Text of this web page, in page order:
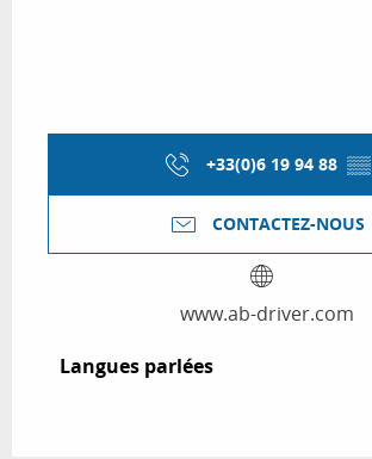
+33(0)6 19 94 88 ▒▒
CONTACTEZ-NOUS
www.ab-driver.com
Langues parlées
Langues parlées